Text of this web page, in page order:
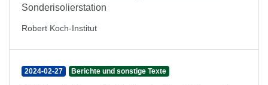
Sonderisolierstation
Robert Koch-Institut
2024-02-27 Berichte und sonstige Texte